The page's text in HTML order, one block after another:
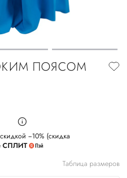
ПОЯСОМ
−10% (скидка
СПЛИТ
Таблица размеров